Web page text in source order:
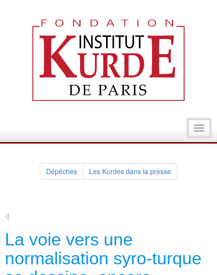
Dépêches Les Kurdes dans la presse
La voie vers une
normalisation syro-turque